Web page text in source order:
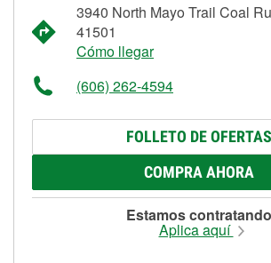
3940 North Mayo Trail Coal
41501
Cómo llegar
(606) 262-4594
FOLLETO DE OFERTAS
COMPRA AHORA
Estamos contratando
Aplica aquí